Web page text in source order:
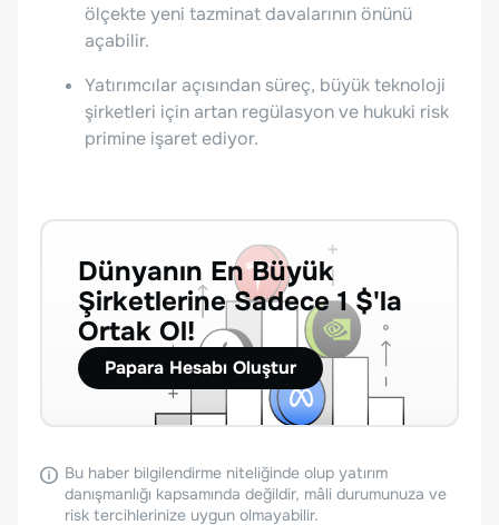
ölçekte yeni tazminat davalarının önünü
açabilir.
Yatırımcılar açısından süreç, büyük teknoloji
şirketleri için artan regülasyon ve hukuki risk
primine işaret ediyor.
Dünyanın En Büyük
Şirketlerine Sadece 1 $'la
Ortak Ol!
Papara Hesabı Oluştur
Bu haber bilgilendirme niteliğinde olup yatırım
danışmanlığı kapsamında değildir, mâli durumunuza ve
risk tercihlerinize uygun olmayabilir.